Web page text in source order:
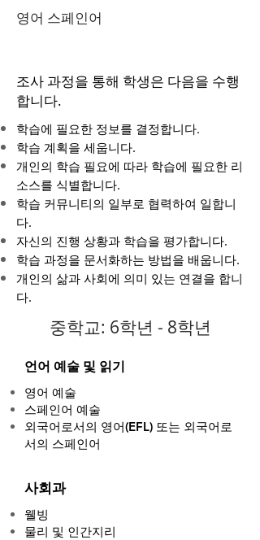
영어 스페인어
조사 과정을 통해 학생은 다음을 수행
합니다.
학습에 필요한 정보를 결정합니다.
학습 계획을 세웁니다.
개인의 학습 필요에 따라 학습에 필요한 리
소스를 식별합니다.
학습 커뮤니티의 일부로 협력하여 일합니
다.
자신의 진행 상황과 학습을 평가합니다.
학습 과정을 문서화하는 방법을 배웁니다.
개인의 삶과 사회에 의미 있는 연결을 합니
다.
중학교: 6학년 - 8학년
언어 예술 및 읽기
영어 예술
스페인어 예술
외국어로서의 영어(EFL) 또는 외국어로
서의 스페인어
사회과
웰빙
물리 및 인간지리